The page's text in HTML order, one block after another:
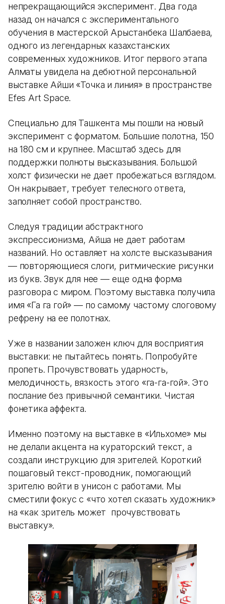
непрекращающийся эксперимент. Два года
назад он начался с экспериментального
обучения в мастерской Арыстанбека Шалбаева,
одного из легендарных казахстанских
современных художников. Итог первого этапа
Алматы увидела на дебютной персональной
выставке Айши «Точка и линия» в пространстве
Efes Art Space.
Специально для Ташкента мы пошли на новый
эксперимент с форматом. Большие полотна, 150
на 180 см и крупнее. Масштаб здесь для
поддержки полноты высказывания. Большой
холст физически не дает пробежаться взглядом.
Он накрывает, требует телесного ответа,
заполняет собой пространство.
Следуя традиции абстрактного
экспрессионизма, Айша не дает работам
названий. Но оставляет на холсте высказывания
— повторяющиеся слоги, ритмические рисунки
из букв. Звук для нее — еще одна форма
разговора с миром. Поэтому выставка получила
имя «Га га гой» — по самому частому слоговому
рефрену на ее полотнах.
Уже в названии заложен ключ для восприятия
выставки: не пытайтесь понять. Попробуйте
пропеть. Прочувствовать ударность,
мелодичность, вязкость этого «га-га-гой». Это
послание без привычной семантики. Чистая
фонетика аффекта.
Именно поэтому на выставке в «Ильхоме» мы
не делали акцента на кураторский текст, а
создали инструкцию для зрителей. Короткий
пошаговый текст-проводник, помогающий
зрителю войти в унисон с работами. Мы
сместили фокус с «что хотел сказать художник»
на «как зритель может прочувствовать
выставку».